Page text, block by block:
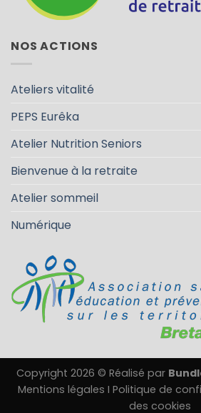
NOS ACTIONS
Ateliers vitalité
PEPS Eurêka
Atelier Nutrition Seniors
Bienvenue à la retraite
Atelier sommeil
Numérique
Copyright 2026 © Réalisé par
Mentions légales I Politique de
des cookies